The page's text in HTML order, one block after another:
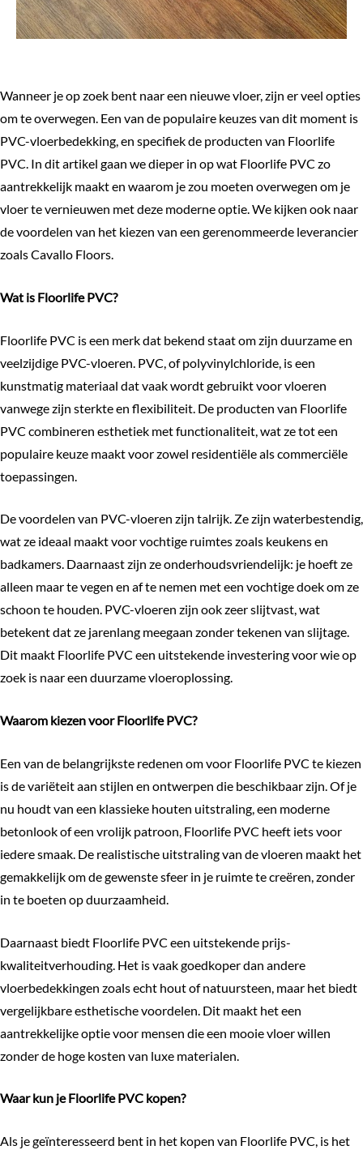
Wanneer je op zoek bent naar een nieuwe vloer, zijn er veel opties
om te overwegen. Een van de populaire keuzes van dit moment is
PVC-vloerbedekking, en specifiek de producten van Floorlife
PVC. In dit artikel gaan we dieper in op wat Floorlife PVC zo
aantrekkelijk maakt en waarom je zou moeten overwegen om je
vloer te vernieuwen met deze moderne optie. We kijken ook naar
de voordelen van het kiezen van een gerenommeerde leverancier
zoals Cavallo Floors.
Wat is Floorlife PVC?
Floorlife PVC is een merk dat bekend staat om zijn duurzame en
veelzijdige PVC-vloeren. PVC, of polyvinylchloride, is een
kunstmatig materiaal dat vaak wordt gebruikt voor vloeren
vanwege zijn sterkte en flexibiliteit. De producten van Floorlife
PVC combineren esthetiek met functionaliteit, wat ze tot een
populaire keuze maakt voor zowel residentiële als commerciële
toepassingen.
De voordelen van PVC-vloeren zijn talrijk. Ze zijn waterbestendig,
wat ze ideaal maakt voor vochtige ruimtes zoals keukens en
badkamers. Daarnaast zijn ze onderhoudsvriendelijk: je hoeft ze
alleen maar te vegen en af te nemen met een vochtige doek om ze
schoon te houden. PVC-vloeren zijn ook zeer slijtvast, wat
betekent dat ze jarenlang meegaan zonder tekenen van slijtage.
Dit maakt Floorlife PVC een uitstekende investering voor wie op
zoek is naar een duurzame vloeroplossing.
Waarom kiezen voor Floorlife PVC?
Een van de belangrijkste redenen om voor Floorlife PVC te kiezen
is de variëteit aan stijlen en ontwerpen die beschikbaar zijn. Of je
nu houdt van een klassieke houten uitstraling, een moderne
betonlook of een vrolijk patroon, Floorlife PVC heeft iets voor
iedere smaak. De realistische uitstraling van de vloeren maakt het
gemakkelijk om de gewenste sfeer in je ruimte te creëren, zonder
in te boeten op duurzaamheid.
Daarnaast biedt Floorlife PVC een uitstekende prijs-
kwaliteitverhouding. Het is vaak goedkoper dan andere
vloerbedekkingen zoals echt hout of natuursteen, maar het biedt
vergelijkbare esthetische voordelen. Dit maakt het een
aantrekkelijke optie voor mensen die een mooie vloer willen
zonder de hoge kosten van luxe materialen.
Waar kun je Floorlife PVC kopen?
Als je geïnteresseerd bent in het kopen van Floorlife PVC, is het